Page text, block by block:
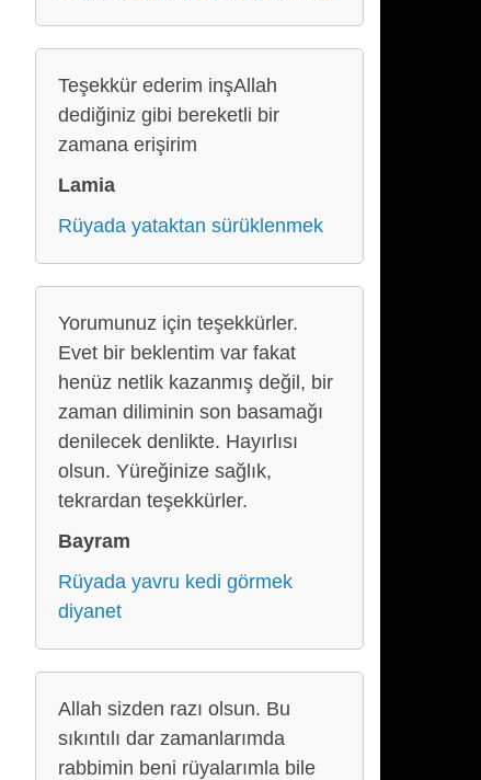
Teşekkür ederim inşAllah
dediğiniz gibi bereketli bir
zamana erişirim
Lamia
Rüyada yataktan sürüklenmek
Yorumunuz için teşekkürler.
Evet bir beklentim var fakat
henüz netlik kazanmış değil, bir
zaman diliminin son basamağı
denilecek denlikte. Hayırlısı
olsun. Yüreğinize sağlık,
tekrardan teşekkürler.
Bayram
Rüyada yavru kedi görmek
diyanet
Allah sizden razı olsun. Bu
sıkıntılı dar zamanlarımda
rabbimin beni rüyalarımla bile